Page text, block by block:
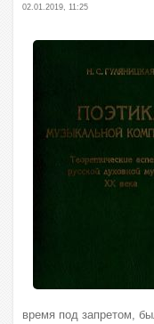
02.01.2019, 11:25
время под запретом,